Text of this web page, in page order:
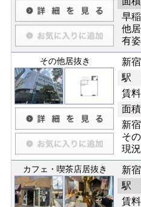
早
他
有
その他居抜き
新
駅
賃料
面積
新
そ
現
カフェ・喫茶店居抜き
新
駅
賃料